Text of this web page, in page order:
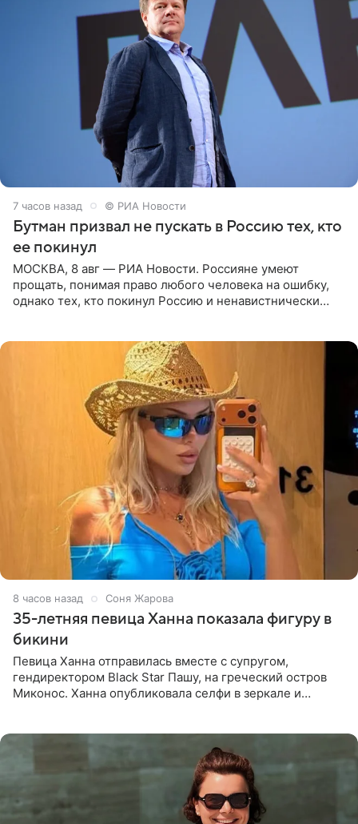
7 часов назад © РИА Новости
Бутман призвал не пускать в Россию тех, кто
ее покинул
МОСКВА, 8 авг — РИА Новости. Россияне умеют
прощать, понимая право любого человека на ошибку,
однако тех, кто покинул Россию и ненавистнически
8 часов назад Соня Жарова
35-летняя певица Ханна показала фигуру в
бикини
Певица Ханна отправилась вместе с супругом,
гендиректором Black Star Пашу, на греческий остров
Миконос. Ханна опубликовала селфи в зеркале и